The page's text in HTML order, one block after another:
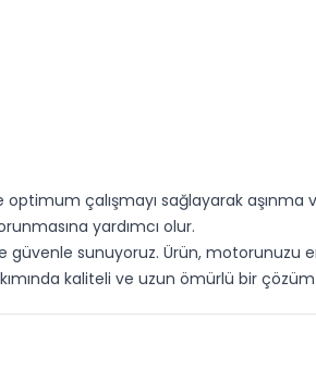
çalışmayı sağlayarak aşınma
yardımcı olur.
sunuyoruz. Ürün, motorunuzu
kaliteli ve uzun ömürlü bir